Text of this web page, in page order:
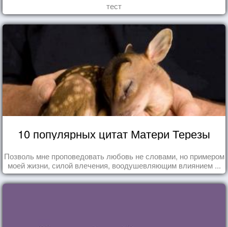
тест
10 популярных цитат Матери Терезы
Позволь мне проповедовать любовь не словами, но примером
моей жизни, силой влечения, воодушевляющим влиянием ...